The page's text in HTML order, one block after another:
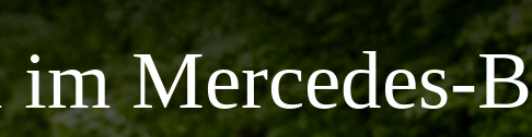
Mercedes-